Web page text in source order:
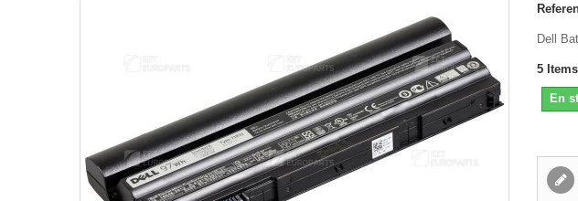
Dell
5 Items
En